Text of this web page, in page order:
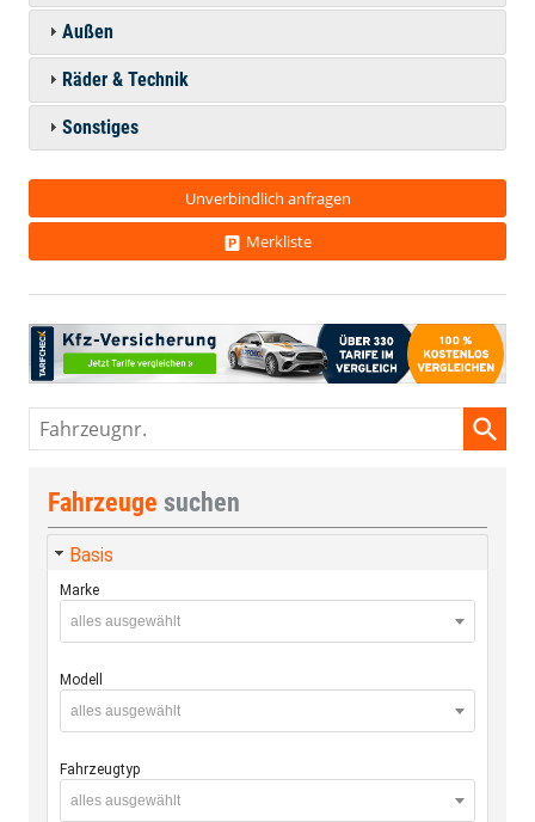
Außen
Räder & Technik
Sonstiges
Unverbindlich anfragen
Merkliste
Fahrzeugnr.
Fahrzeuge suchen
Basis
Marke
alles ausgewählt
Modell
alles ausgewählt
Fahrzeugtyp
alles ausgewählt